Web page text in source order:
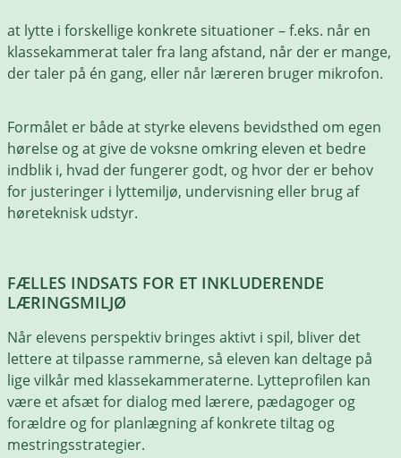
at lytte i forskellige konkrete situationer – f.eks. når en
klassekammerat taler fra lang afstand, når der er mange,
der taler på én gang, eller når læreren bruger mikrofon.
Formålet er både at styrke elevens bevidsthed om egen
hørelse og at give de voksne omkring eleven et bedre
indblik i, hvad der fungerer godt, og hvor der er behov
for justeringer i lyttemiljø, undervisning eller brug af
høreteknisk udstyr.
FÆLLES INDSATS FOR ET INKLUDERENDE
LÆRINGSMILJØ
Når elevens perspektiv bringes aktivt i spil, bliver det
lettere at tilpasse rammerne, så eleven kan deltage på
lige vilkår med klassekammeraterne. Lytteprofilen kan
være et afsæt for dialog med lærere, pædagoger og
forældre og for planlægning af konkrete tiltag og
mestringsstrategier.